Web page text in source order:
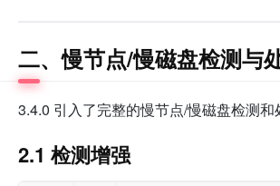
二、慢节点/慢磁盘检测与
3.4.0 引入了完整的慢节点/慢磁盘检测和
2.1 检测增强